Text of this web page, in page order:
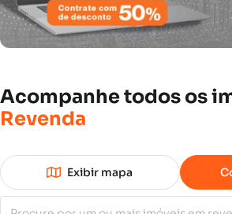
Acompanhetodos os
Revenda
Exibir mapa